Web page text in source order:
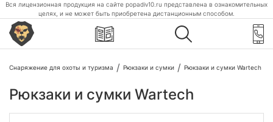
Вся лицензионная продукция на сайте popadiv10.ru представлена в ознакомительных
целях, и не может быть приобретена дистанционным способом.
Снаряжение для охоты и туризма Рюкзаки и сумки Рюкзаки и сумки Wartech
Рюкзаки и сумки Wartech